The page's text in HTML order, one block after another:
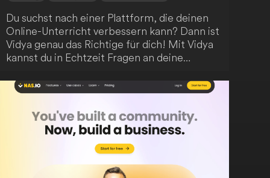
Du suchst nach einer Plattform, die deinen
Online-Unterricht verbessern kann? Dann ist
Vidya genau das Richtige für dich! Mit Vidya
kannst du in Echtzeit Fragen an deine
verfolgen. So behältst du den Überblick über
den Verlauf deiner Online-Sitzungen und
gewinnst wertvolle Einblicke. Die Integration
in dein bestehendes
Lernmanagementsystem ist unkompliziert.
Vidya ist sogar direkt auf dem Zoom-
Marktplatz verfügbar - also lass dich von